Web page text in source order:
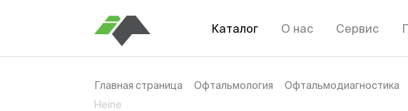
Каталог О нас Сервис
Главная страница Офтальмология Офтальмодиагностика
Heine